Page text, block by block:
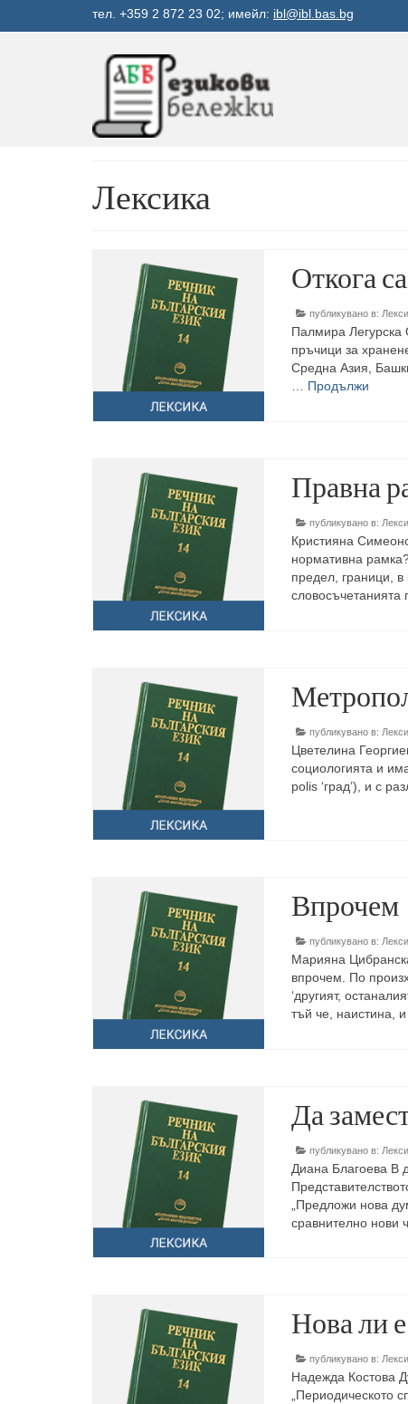
тел. +359 2 872 23 02; имейл: ibl@ibl.bas.bg
Лексика
Откога
публикувано в:
Палмира Легурска
пръчици за
Средна Азия,
Продължи
Правна
публикувано в:
Кристияна
нормативна
предел, граници,
словосъчетанията
публикувано в:
Цветелина
социологията и
роlis ‘град’), и с
Впрочем
публикувано в:
Марияна
впрочем. По
‘другият,
тъй че, наистина,
Да
публикувано в:
Диана Благоева В
„Предложи нова
сравнително нови
Нова ли
публикувано в:
Надежда Костова
„Периодическото